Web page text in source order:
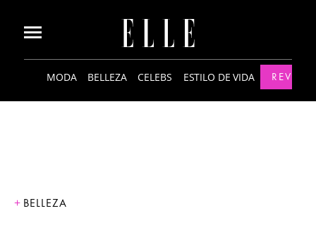
MODA BELLEZA CELEBS ESTILO DE VIDA
BELLEZA